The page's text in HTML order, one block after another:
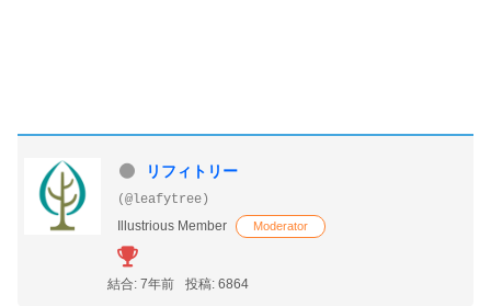
リフィトリー
(@leafytree)
Illustrious Member
Moderator
結合: 7年前 投稿: 6864